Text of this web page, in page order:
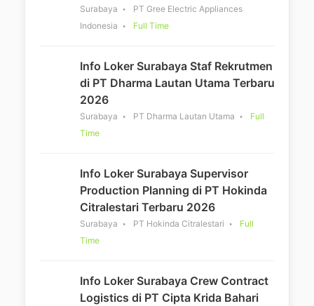
Surabaya
PT Gree Electric Appliances
Indonesia
Full Time
Info Loker Surabaya Staf Rekrutmen
di PT Dharma Lautan Utama Terbaru
2026
Surabaya PT Dharma Lautan Utama
Full
Time
Info Loker Surabaya Supervisor
Production Planning di PT Hokinda
Citralestari Terbaru 2026
Surabaya PT Hokinda Citralestari
Full
Time
Info Loker Surabaya Crew Contract
Logistics di PT Cipta Krida Bahari